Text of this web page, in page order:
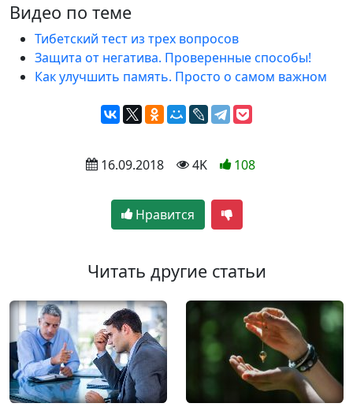
Видео по теме
Тибетский тест из трех вопросов
Защита от негатива. Проверенные способы!
Как улучшить память. Просто о самом важном
16.09.2018 4K 108
Нравится
Читать другие статьи